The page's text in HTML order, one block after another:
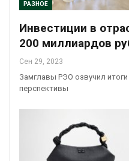
РАЗНОЕ
Инвестиции в
200 миллиардов
Сен 29, 2023
Замглавы РЭО озвучил
перспективы